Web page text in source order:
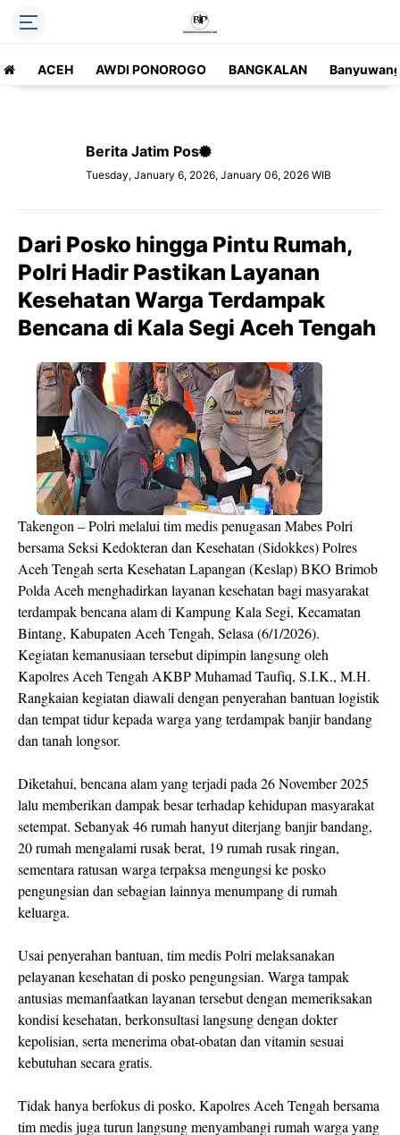
ACEH AWDI PONOROGO BANGKALAN
Berita Jatim Pos
Tuesday, January 6, 2026, January 06, 2026 WIB
Dari Posko hingga Pintu Rumah,
Polri Hadir Pastikan Layanan
Kesehatan Warga Terdampak
Bencana di Kala Segi Aceh Tengah
Takengon – Polri melalui tim medis penugasan Mabes Polri
bersama Seksi Kedokteran dan Kesehatan (Sidokkes) Polres
Aceh Tengah serta Kesehatan Lapangan (Keslap) BKO Brimob
Polda Aceh menghadirkan layanan kesehatan bagi masyarakat
terdampak bencana alam di Kampung Kala Segi, Kecamatan
Bintang, Kabupaten Aceh Tengah, Selasa (6/1/2026).
Kegiatan kemanusiaan tersebut dipimpin langsung oleh
Kapolres Aceh Tengah AKBP Muhamad Taufiq, S.I.K., M.H.
Rangkaian kegiatan diawali dengan penyerahan bantuan logistik
dan tempat tidur kepada warga yang terdampak banjir bandang
dan tanah longsor.
Diketahui, bencana alam yang terjadi pada 26 November 2025
lalu memberikan dampak besar terhadap kehidupan masyarakat
setempat. Sebanyak 46 rumah hanyut diterjang banjir bandang,
20 rumah mengalami rusak berat, 19 rumah rusak ringan,
sementara ratusan warga terpaksa mengungsi ke posko
pengungsian dan sebagian lainnya menumpang di rumah
keluarga.
Usai penyerahan bantuan, tim medis Polri melaksanakan
pelayanan kesehatan di posko pengungsian. Warga tampak
antusias memanfaatkan layanan tersebut dengan memeriksakan
kondisi kesehatan, berkonsultasi langsung dengan dokter
kepolisian, serta menerima obat-obatan dan vitamin sesuai
kebutuhan secara gratis.
Tidak hanya berfokus di posko, Kapolres Aceh Tengah bersama
tim medis juga turun langsung menyambangi rumah warga yang